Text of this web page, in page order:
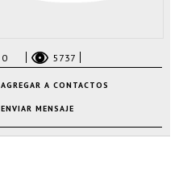
0 5737
AGREGAR A CONTACTOS
ENVIAR MENSAJE